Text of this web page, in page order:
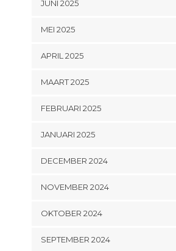
JUNI 2025
MEI 2025
APRIL 2025
MAART 2025
FEBRUARI 2025
JANUARI 2025
DECEMBER 2024
NOVEMBER 2024
OKTOBER 2024
SEPTEMBER 2024